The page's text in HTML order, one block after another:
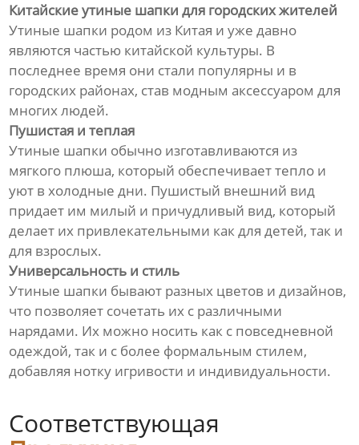
Китайские утиные шапки для городских жителей
Утиные шапки родом из Китая и уже давно
являются частью китайской культуры. В
последнее время они стали популярны и в
городских районах, став модным аксессуаром для
многих людей.
Пушистая и теплая
Утиные шапки обычно изготавливаются из
мягкого плюша, который обеспечивает тепло и
уют в холодные дни. Пушистый внешний вид
придает им милый и причудливый вид, который
делает их привлекательными как для детей, так и
для взрослых.
Универсальность и стиль
Утиные шапки бывают разных цветов и дизайнов,
что позволяет сочетать их с различными
нарядами. Их можно носить как с повседневной
одеждой, так и с более формальным стилем,
добавляя нотку игривости и индивидуальности.
Соответствующая